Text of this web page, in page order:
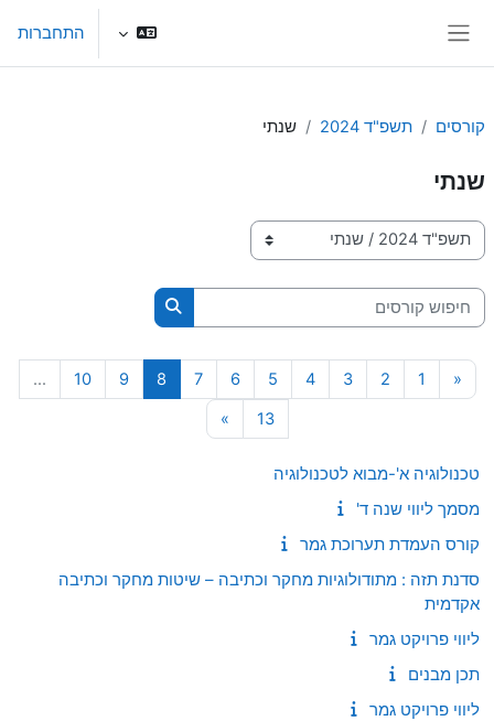
התחברות
קורסים תשפ"ד 2024 שנתי
שנתי
קטגוריות קורסים
חיפוש קורסים
חיפוש קורסים
« העמוד הקודם
1עמוד 1
2 עמוד 2
3 עמוד 3
4עמוד 4
5 עמוד 5
6 עמוד 6
7עמוד 7
8 עמוד 8
9 עמוד 910עמוד 10
…
13עמוד 13
»
טכנולוגיה א'-מבוא לטכנולוגיה
מסמך ליווי שנה ד'
קורס העמדת תערוכת גמר
סדנת תזה : מתודולוגיות מחקר וכתיבה – שיטות מחקר וכתיבה
אקדמית
ליווי פרויקט גמר
תכן מבנים
ליווי פרויקט גמר